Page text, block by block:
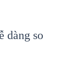
dàng so